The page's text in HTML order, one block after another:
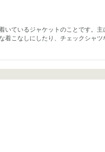
ているジャケットのことです。
こなしにしたり、チェックシャ